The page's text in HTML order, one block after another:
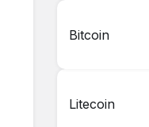
Bitcoin
Litecoin